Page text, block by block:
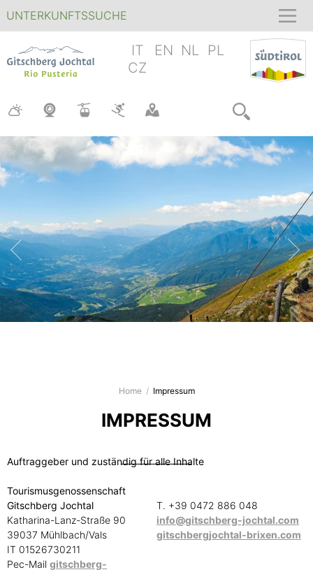
IT EN NL
PL
CZ
UNTERKUNFTSSUCHE
Home/ Impressum
IMPRESSUM
Auftraggeber und zuständig für alle Inhalte
Tourismusgenossenschaft
Gitschberg Jochtal
Katharina-Lanz-Straße 90
39037 Mühlbach/Vals
IT 01526730211
Pec-Mail gitschberg-
T. +39 0472 886 048
info@gitschberg-jochtal.com
gitschbergjochtal-brixen.com